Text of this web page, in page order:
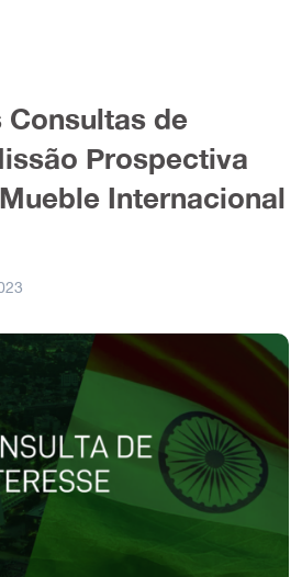
de
Prospectiva
Internacional